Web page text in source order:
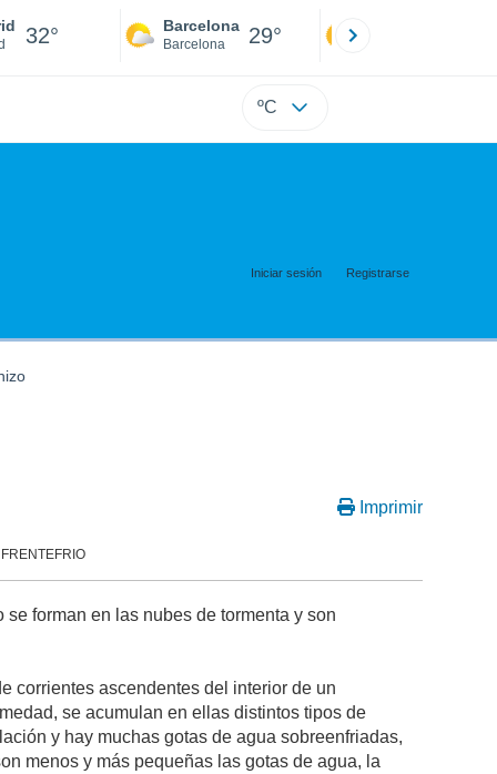
32° Barcelona
Barcelona 29°
ºC
Iniciar sesión Registrarse
Imprimir
forman en las nubes de tormenta y son
corrientes ascendentes del interior de un
se acumulan en ellas distintos tipos de
y hay muchas gotas de agua sobreenfriadas,
menos y más pequeñas las gotas de agua, la